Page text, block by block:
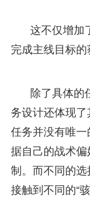
这不仅增加
完成主线目标的
除了具体的
务设计还体现
任务并没有唯
据自己的战术
制。而不同的
接触到不同的“